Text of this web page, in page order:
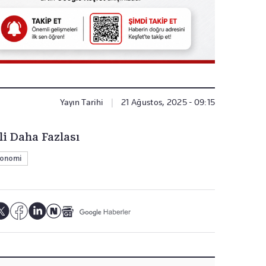
Yayın Tarihi 21 Ağustos, 2025 - 09:15
Daha Fazlası